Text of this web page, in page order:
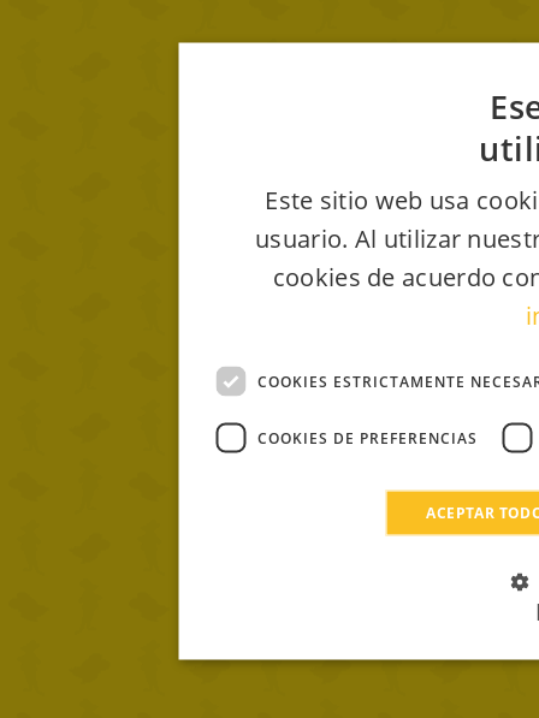
Este sitio web usa
usuario. Al utilizar
cookies de acuerdo
COOKIES ESTRICTAMENTE
COOKIES DE PREFERENCIAS
ACEPTAR